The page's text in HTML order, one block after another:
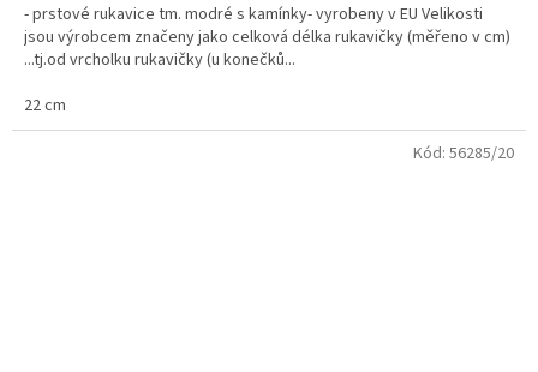
- prstové rukavice tm. modré s kamínky- vyrobeny v EU Velikosti
jsou výrobcem značeny jako celková délka rukavičky (měřeno v cm)
...tj.od vrcholku rukavičky (u konečků...
22 cm
Kód: 56285/20